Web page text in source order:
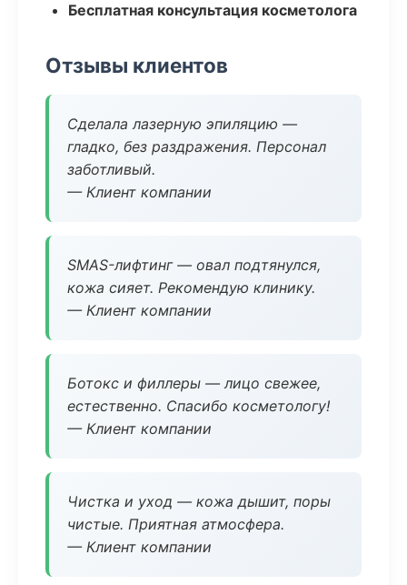
Бесплатная консультация косметолога
Отзывы клиентов
Сделала лазерную эпиляцию —
гладко, без раздражения. Персонал
заботливый.
— Клиент компании
SMAS-лифтинг — овал подтянулся,
кожа сияет. Рекомендую клинику.
— Клиент компании
Ботокс и филлеры — лицо свежее,
естественно. Спасибо косметологу!
— Клиент компании
Чистка и уход — кожа дышит, поры
чистые. Приятная атмосфера.
— Клиент компании